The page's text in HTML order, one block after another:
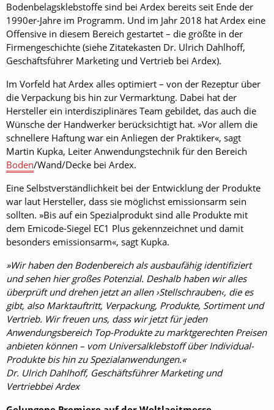
Bodenbelagsklebstoffe sind bei Ardex bereits seit Ende der
1990er-Jahre im Programm. Und im Jahr 2018 hat Ardex eine
Offensive in diesem Bereich gestartet – die größte in der
Firmengeschichte (siehe Zitatekasten Dr. Ulrich Dahlhoff,
Geschäftsführer Marketing und Vertrieb bei Ardex).
Im Vorfeld hat Ardex alles optimiert – von der Rezeptur über
die Verpackung bis hin zur Vermarktung. Dabei hat der
Hersteller ein interdisziplinäres Team gebildet, das auch die
Wünsche der Handwerker ­berücksichtigt hat. »Vor allem die
schnellere Haftung war ein Anliegen der Praktiker«, sagt
Martin Kupka, Leiter Anwendungstechnik für den Bereich
Boden/Wand/Decke bei Ardex.
Eine Selbstverständlichkeit bei der Entwicklung der Produkte
war laut Hersteller, dass sie möglichst emissionsarm sein
sollten. »Bis auf ein Spezialprodukt sind alle Produkte mit
dem Emicode-Siegel EC1 Plus gekennzeichnet und damit
besonders emissionsarm«, sagt Kupka.
»Wir haben den Bodenbereich als ausbaufähig identifiziert
und sehen hier großes Potenzial. Deshalb haben wir alles
überprüft und drehen jetzt an allen ›Stellschrauben‹, die es
gibt, also Marktauftritt, Verpackung, Produkte, Sortiment und
Vertrieb. Wir freuen uns, dass wir jetzt für jeden
Anwendungsbereich Top-Produkte zu marktgerechten Preisen
anbieten können – vom Universalklebstoff über Individual-
Produkte bis hin zu Spezialanwendungen.«
Dr. Ulrich Dahlhoff, Geschäftsführer Marketing und
Vertriebbei Ardex